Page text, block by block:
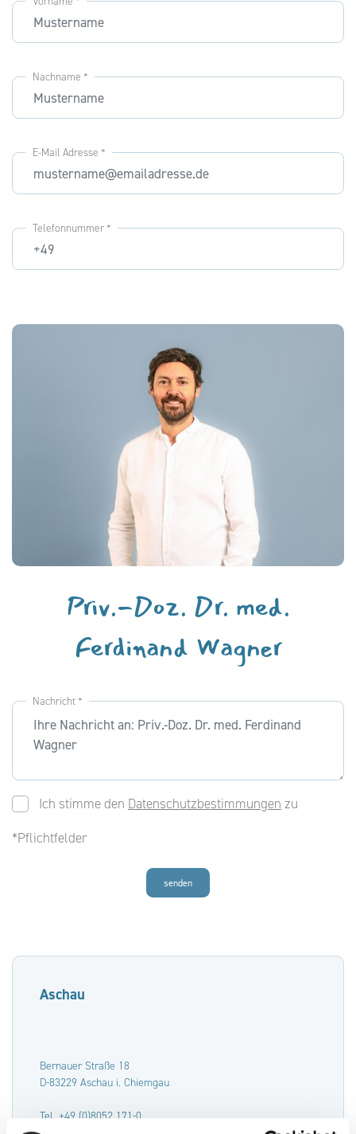
Nachname *
E-Mail Adresse *
Telefonnummer *
Priv.-Doz. Dr. med.
Ferdinand Wagner
Nachricht *
Ich stimme den Datenschutzbestimmungen zu
*Pflichtfelder
senden
Aschau
Bernauer Straße 18
D-83229 Aschau i. Chiemgau
Tel. +49 (0)8052 171-0